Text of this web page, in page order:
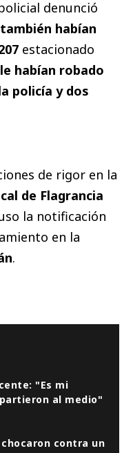
denunció
también habían
estacionado
le habían robado
policía y dos
de rigor en la
de Flagrancia
la notificación
en la
.
"Es mi
al medio"
contra un